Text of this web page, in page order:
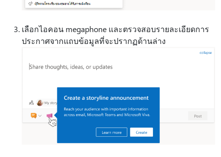
เลือกไอคอน megaphone และตรวจสอบรายละเอียดการ
ประกาศจากแถบข้อมูลที่จะปรากฏด้านล่าง